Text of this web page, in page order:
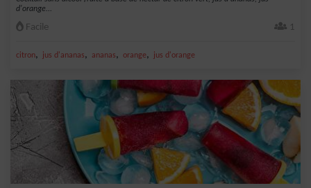
d'orange...
Facile 1
citron, jus d'ananas, ananas, orange, jus d'orange